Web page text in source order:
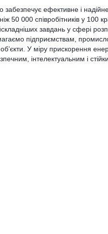
забезпечує ефективне і
50 000 співробітників у 100
завдань у сфері
підприємствам,
У міру прискорення
інтелектуальним і